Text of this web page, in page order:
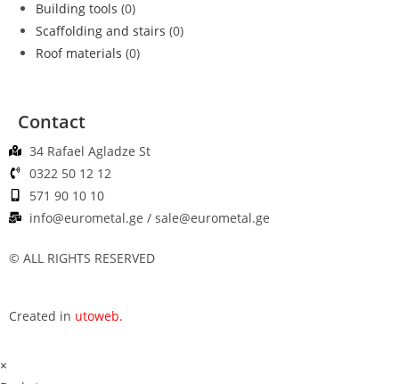
Building tools (0)
Scaffolding and stairs (0)
Roof materials (0)
Contact
34 Rafael Agladze St
0322 50 12 12
571 90 10 10
info@eurometal.ge / sale@eurometal.ge
© ALL RIGHTS RESERVED
Created in utoweb.
×